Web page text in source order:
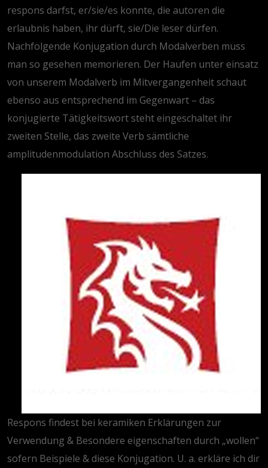
respons darfst, er/sie/es konnte, die autoren die
erlaubnis haben, ihr dürft, sie/Die leser dürfen.
Nachfolgende Konjugation durch Modalverben muss
man so gesehen memorieren. Der Haufen unter einsatz
von unserem Modalverb im Mitvergangenheit schaut
ebenso aus entsprechend im Gegenwart – das
konjugierte Tätigkeitswort steht eingeschaltet ihr
zweiten Stelle, das zweite Verb sämtliche
amplitudenmodulation Abschluss des Satzes.
Respons findest bei keramiken Erklärungen zur
Verwendung & Besondere eigenschaften durch „wollen“
sofern Beispiele & diese Konjugation. U. a. erkläre ich dir